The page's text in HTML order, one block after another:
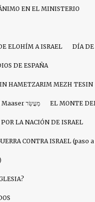
EN EL MINISTERIO
ELOHÍM A ISRAEL DÍA DE
DE ESPAÑA
HAMETZARIM MEZH TESIN
EL DIEZMO Maaser מַעֲשֵׂר EL MONTE
LA NACIÓN DE ISRAEL
CONTRA ISRAEL (paso